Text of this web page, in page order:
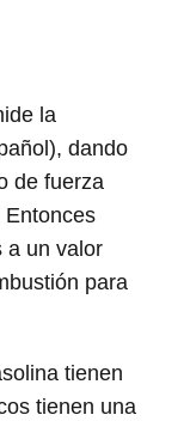
la
dando
de fuerza
Entonces
a un valor
para
tienen
tienen una